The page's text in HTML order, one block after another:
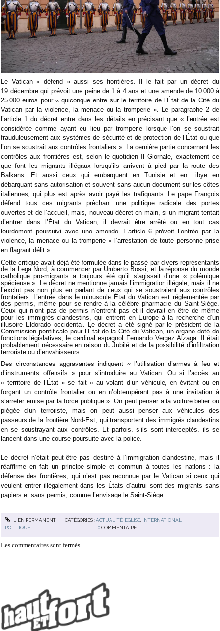
Le Vatican « défend » aussi ses frontières. Il le fait par un décret du
19 décembre qui prévoit une peine de 1 à 4 ans et une amende de 10 000 à
25 000 euros pour « quiconque entre sur le territoire de l’État de la Cité du
Vatican par la violence, la menace ou la tromperie ». Le paragraphe 2 de
l’article 1 du décret entre dans les détails en précisant que « l’entrée est
considérée comme ayant eu lieu par tromperie lorsque l’on se soustrait
frauduleusement aux systèmes de sécurité et de protection de l’État ou que
l’on se soustrait aux contrôles frontaliers ». La dernière partie concernant les
contrôles aux frontières est, selon le quotidien Il Giornale, exactement ce
que font les migrants illégaux lorsqu’ils arrivent à pied par la route des
Balkans. Et aussi ceux qui embarquent en Tunisie et en Libye en
débarquant sans autorisation et souvent sans aucun document sur les côtes
italiennes, qui plus est après avoir payé les trafiquants. Le pape François
défend tous ces migrants prêchant une politique radicale des portes
ouvertes et de l’accueil, mais, nouveau décret en main, si un migrant tentait
d’entrer dans l’État du Vatican, il devrait être arrêté ou en tout cas
lourdement poursuivi avec une amende. L’article 6 prévoit l’entrée par la
violence, la menace ou la tromperie « l’arrestation de toute personne prise
en flagrant délit ».
Cette critique avait déjà été formulée dans le passé par divers représentants
de la Lega Nord, à commencer par Umberto Bossi, et la réponse du monde
catholique pro-migrants a toujours été qu’il s’agissait d’une « polémique
spécieuse ». Le décret ne mentionne jamais l’immigration illégale, mais il ne
l’exclut pas non plus en parlant de ceux qui se soustraient aux contrôles
frontaliers. L’entrée dans le minuscule État du Vatican est réglementée par
des permis, même pour se rendre à la célèbre pharmacie du Saint-Siège.
Ceux qui n’ont pas de permis n’entrent pas et il devrait en être de même
pour les immigrés clandestins, qui entrent en Europe à la recherche d’un
illusoire Eldorado occidental. Le décret a été signé par le président de la
Commission pontificale pour l’État de la Cité du Vatican, un organe doté de
fonctions législatives, le cardinal espagnol Fernando Vergez Alzaga. Il était
probablement nécessaire en raison du Jubilé et de la possibilité d’infiltration
terroriste ou d’envahisseurs.
Des circonstances aggravantes indiquent « l’utilisation d’armes à feu et
d’instruments offensifs » pour s’introduire au Vatican. Ou si l’accès au
« territoire de l’État » se fait « au volant d’un véhicule, en évitant ou en
forçant un contrôle frontalier ou en n’obtempérant pas à une invitation à
s’arrêter émise par la force publique ». On peut penser à la voiture bélier ou
piégée d’un terroriste, mais on peut aussi penser aux véhicules des
passeurs de la frontière Nord-Est, qui transportent des immigrés clandestins
en se soustrayant aux contrôles. Et parfois, s’ils sont interceptés, ils se
lancent dans une course-poursuite avec la police.
Le décret n’était peut-être pas destiné à l’immigration clandestine, mais il
réaffirme en fait un principe simple et commun à toutes les nations : la
défense des frontières, qui n’est pas reconnue par le Vatican si ceux qui
veulent entrer illégalement dans les États d’autrui sont des migrants sans
papiers et sans permis, comme l’envisage le Saint-Siège.
LIEN PERMANENT CATÉGORIES :ACTUALITÉ, EGLISE, INTERNATIONAL
POLITIQUE
0 COMMENTAIRE
Les commentaires sont fermés.